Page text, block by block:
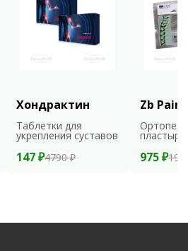
Хондрактин
Таблетки для
укрепления суставов
147 ₽4790 ₽
Zb Pain
пластыри
975 ₽